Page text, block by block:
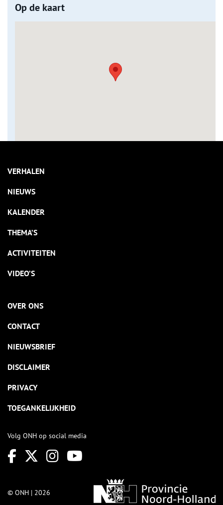
Op de kaart
VERHALEN
NIEUWS
KALENDER
THEMA’S
ACTIVITEITEN
VIDEO’S
OVER ONS
CONTACT
NIEUWSBRIEF
DISCLAIMER
PRIVACY
TOEGANKELIJKHEID
Volg ONH op social media
© ONH | 2026